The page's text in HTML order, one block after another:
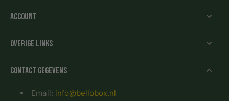
Account
Overige links
Contact gegevens
Email: info@bellobox.nl